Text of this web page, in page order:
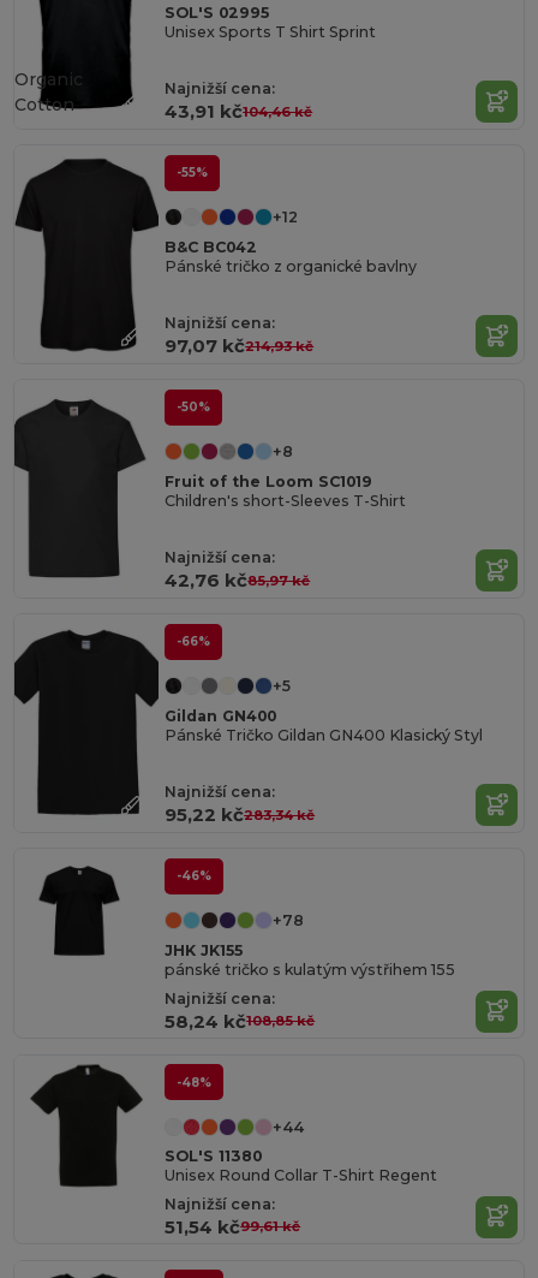
SOL'S 02995
Unisex Sports T Shirt Sprint
Najnižší cena:
43,91 kč104,46 kč
Organic
Cotton
-55%
+12
B&C BC042
Pánské tričko z organické bavlny
Najnižší cena:
97,07 kč214,93 kč
-50%
+8
Fruit of the Loom SC1019
Children's short-Sleeves T-Shirt
Najnižší cena:
42,76 kč85,97 kč
-66%
+5
Gildan GN400
Pánské Tričko Gildan GN400 Klasický Styl
Najnižší cena:
95,22 kč283,34 kč
-46%
+78
JHK JK155
pánské tričko s kulatým výstřihem 155
Najnižší cena:
58,24 kč108,85 kč
-48%
+44
SOL'S 11380
Unisex Round Collar T-Shirt Regent
Najnižší cena:
51,54 kč99,61 kč